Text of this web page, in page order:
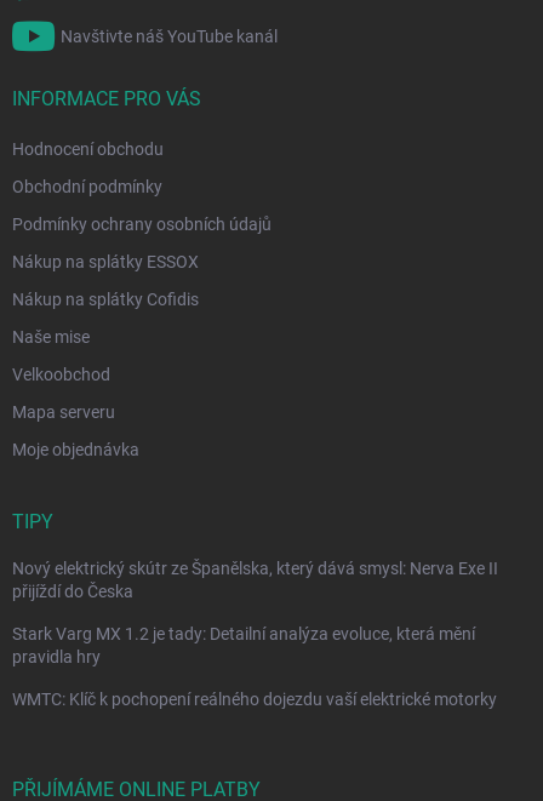
Navštivte náš YouTube kanál
INFORMACE PRO VÁS
Hodnocení obchodu
Obchodní podmínky
Podmínky ochrany osobních údajů
Nákup na splátky ESSOX
Nákup na splátky Cofidis
Naše mise
Velkoobchod
Mapa serveru
Moje objednávka
TIPY
Nový elektrický skútr ze Španělska, který dává smysl: Nerva Exe II
přijíždí do Česka
Stark Varg MX 1.2 je tady: Detailní analýza evoluce, která mění
pravidla hry
WMTC: Klíč k pochopení reálného dojezdu vaší elektrické motorky
PŘIJÍMÁME ONLINE PLATBY